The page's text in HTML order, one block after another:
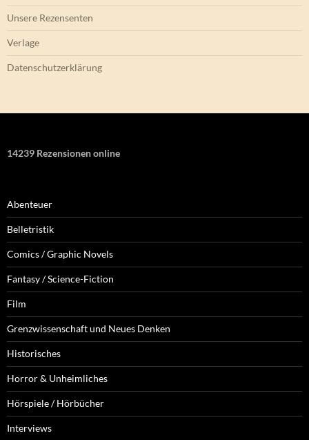
Unsere Rezensenten
Verlage
Datenschutzerklärung
14239 Rezensionen online
Abenteuer
Belletristik
Comics / Graphic Novels
Fantasy / Science-Fiction
Film
Grenzwissenschaft und Neues Denken
Historisches
Horror & Unheimliches
Hörspiele / Hörbücher
Interviews